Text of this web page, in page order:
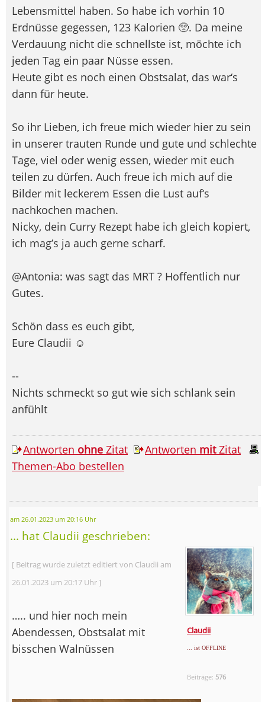
Lebensmittel haben. So habe ich vorhin 10
Erdnüsse gegessen, 123 Kalorien 🥺. Da meine
Verdauung nicht die schnellste ist, möchte ich
jeden Tag ein paar Nüsse essen.
Heute gibt es noch einen Obstsalat, das war‘s
dann für heute.
So ihr Lieben, ich freue mich wieder hier zu sein
in unserer trauten Runde und gute und schlechte
Tage, viel oder wenig essen, wieder mit euch
teilen zu dürfen. Auch freue ich mich auf die
Bilder mit leckerem Essen die Lust auf‘s
nachkochen machen.
Nicky, dein Curry Rezept habe ich gleich kopiert,
ich mag’s ja auch gerne scharf.
@Antonia: was sagt das MRT ? Hoffentlich nur
Gutes.
Schön dass es euch gibt,
Eure Claudii ☺️
--
Nichts schmeckt so gut wie sich schlank sein
anfühlt
Antworten ohne Zitat Antworten mitZitat
Themen-Abo bestellen
am 26.01.2023 um 20:16 Uhr
... hat Claudii geschrieben:
Claudii
... ist OFFLINE
Beiträge: 576
[ Beitrag wurde zuletzt editiert von Claudii am
26.01.2023 um 20:17 Uhr ]
….. und hier noch mein
Abendessen, Obstsalat mit
bisschen Walnüssen